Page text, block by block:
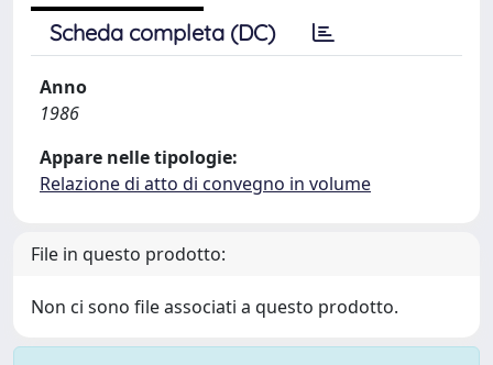
Scheda completa (DC)
Anno
1986
Appare nelle tipologie:
Relazione di atto di convegno in volume
File in questo prodotto:
Non ci sono file associati a questo prodotto.